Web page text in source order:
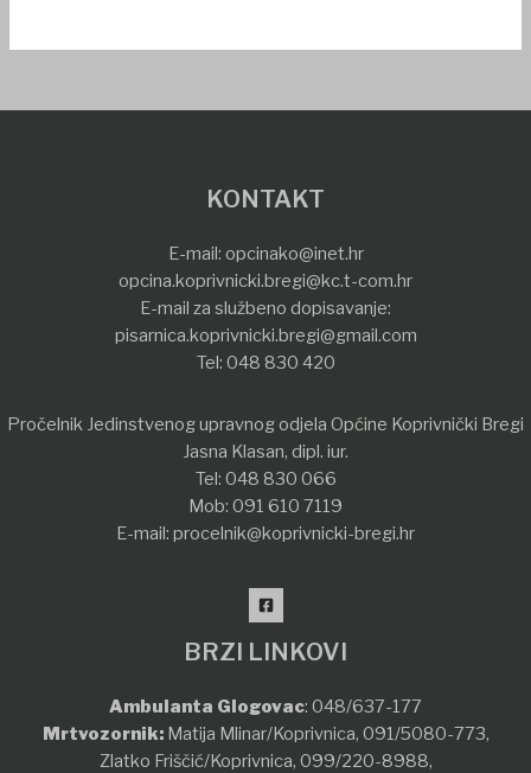
KONTAKT
E-mail: opcinako@inet.hr
opcina.koprivnicki.bregi@kc.t-com.hr
E-mail za službeno dopisavanje:
pisarnica.koprivnicki.bregi@gmail.com
Tel: 048 830 420
Pročelnik Jedinstvenog upravnog odjela Općine Koprivnički Bregi
Jasna Klasan, dipl. iur.
Tel: 048 830 066
Mob: 091 610 7119
E-mail: procelnik@koprivnicki-bregi.hr
BRZI LINKOVI
Ambulanta Glogovac: 048/637-177
Mrtvozornik:Matija Mlinar/Koprivnica, 091/5080-773,
Zlatko Friščić/Koprivnica, 099/220-8988,